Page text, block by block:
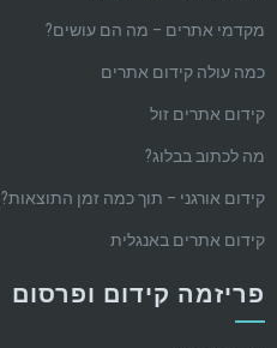
מקדמי אתרים – מה הם עושים?
כמה עולה קידום אתרים
קידום אתרים זול
מה לכתוב בבלוג?
קידום אורגני – תוך כמה זמן התוצאות?
קידום אתרים באנגלית
פריזמה קידום ופרסום